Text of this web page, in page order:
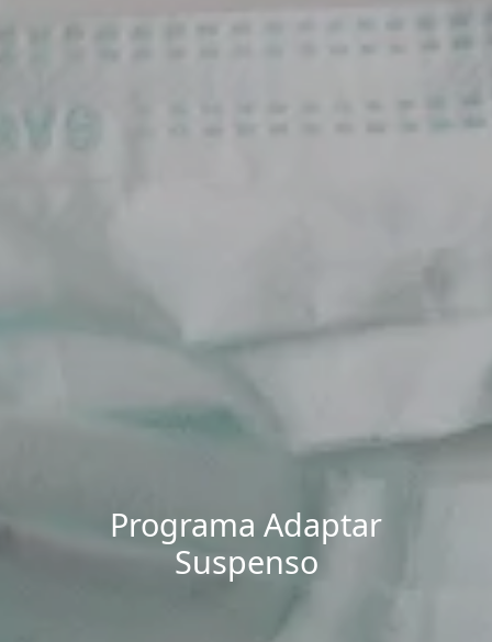
Programa Adaptar
Suspenso